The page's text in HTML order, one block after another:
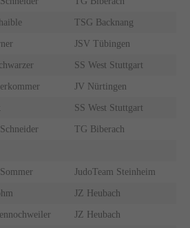
TSG Backnang
JSV Tübingen
SS West Stuttgart
JV Nürtingen
SS West Stuttgart
TG Biberach
JudoTeam Steinheim
JZ Heubach
JZ Heubach